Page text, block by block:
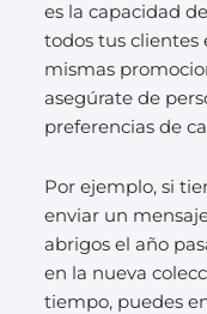
es la capacidad
todos tus clientes
mismas
asegúrate de
preferencias de
Por ejemplo, si
enviar un
abrigos el año
en la nueva
tiempo, puedes